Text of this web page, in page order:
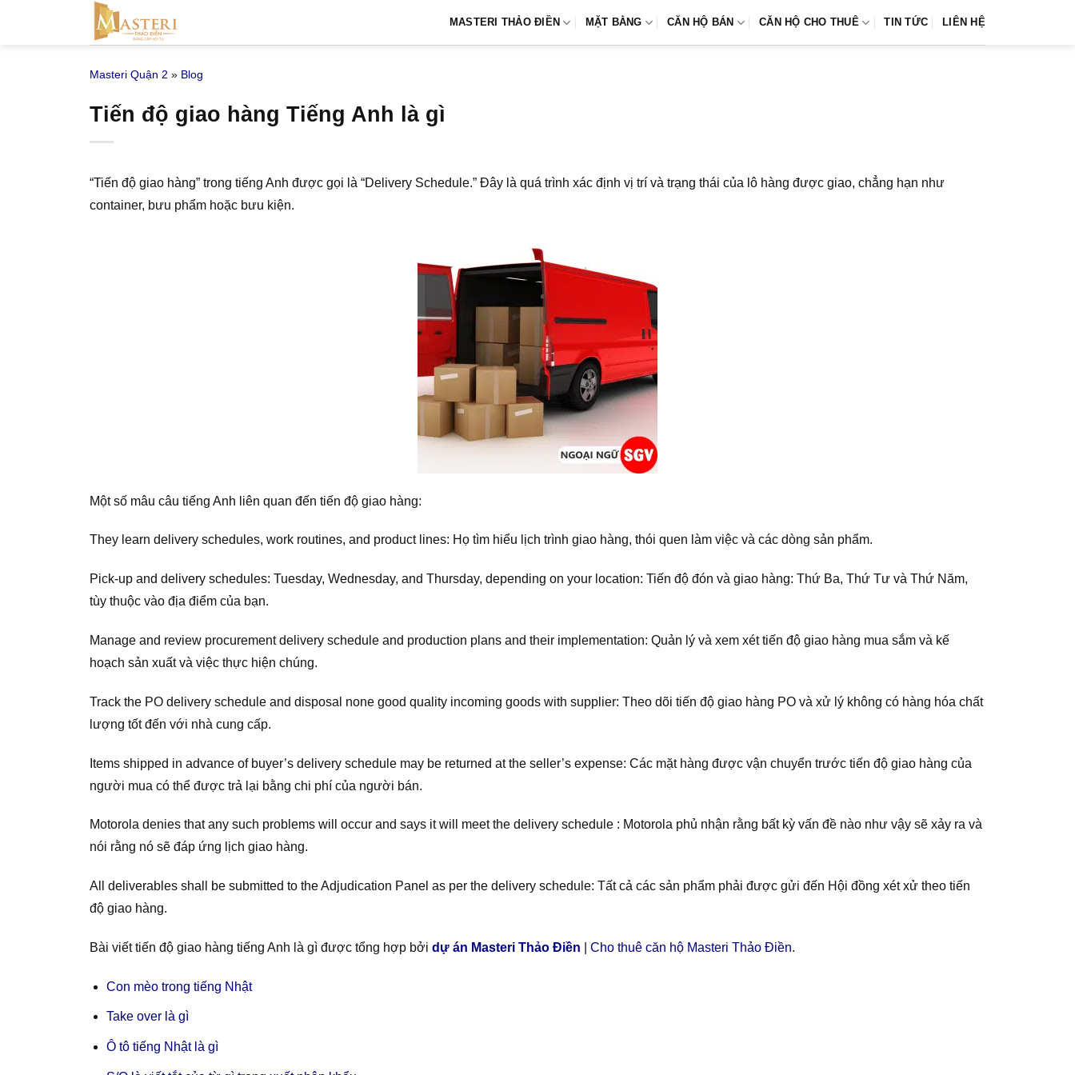
MASTERI THẢO ĐIỀN MẶT BẰNG CĂN HỘ BÁN CĂN HỘ CHO THUÊ TIN TỨC LIÊN HỆ
Masteri Quận 2 » Blog
Tiến độ giao hàng Tiếng Anh là gì
“Tiến độ giao hàng” trong tiếng Anh được gọi là “Delivery Schedule.” Đây là quá trình xác định vị trí và trạng thái của lô hàng được giao, chẳng hạn như
container, bưu phẩm hoặc bưu kiện.
Một số mâu câu tiếng Anh liên quan đến tiến độ giao hàng:
They learn delivery schedules, work routines, and product lines: Họ tìm hiểu lịch trình giao hàng, thói quen làm việc và các dòng sản phẩm.
Pick-up and delivery schedules: Tuesday, Wednesday, and Thursday, depending on your location: Tiến độ đón và giao hàng: Thứ Ba, Thứ Tư và Thứ Năm,
tùy thuộc vào địa điểm của bạn.
Manage and review procurement delivery schedule and production plans and their implementation: Quản lý và xem xét tiến độ giao hàng mua sắm và kế
hoạch sản xuất và việc thực hiện chúng.
Track the PO delivery schedule and disposal none good quality incoming goods with supplier: Theo dõi tiến độ giao hàng PO và xử lý không có hàng hóa chất
lượng tốt đến với nhà cung cấp.
Items shipped in advance of buyer’s delivery schedule may be returned at the seller’s expense: Các mặt hàng được vận chuyển trước tiến độ giao hàng của
người mua có thể được trả lại bằng chi phí của người bán.
Motorola denies that any such problems will occur and says it will meet the delivery schedule : Motorola phủ nhận rằng bất kỳ vấn đề nào như vậy sẽ xảy ra và
nói rằng nó sẽ đáp ứng lịch giao hàng.
All deliverables shall be submitted to the Adjudication Panel as per the delivery schedule: Tất cả các sản phẩm phải được gửi đến Hội đồng xét xử theo tiến
độ giao hàng.
Bài viết tiến độ giao hàng tiếng Anh là gì được tổng hợp bởi dự án Masteri Thảo Điền Cho thuê căn hộ Masteri Thảo Điền.
Con mèo trong tiếng Nhật
Take over là gì
Ô tô tiếng Nhật là gì